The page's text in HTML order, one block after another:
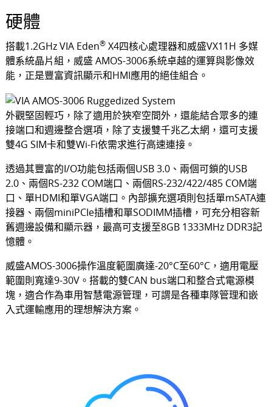
硬體
搭載1.2GHz VIA Eden® X4四核心處理器和威盛VX11H 多媒
體系統晶片組，威盛 AMOS-3006系統卓越的運算與影像效
能，正是豐富資訊顯示和HMI應用的絕佳組合。
外觀堅固輕巧，除了適用於狹窄空間外，還能結合眾多的連
接端口和週邊整合選項，除了支援雙千兆乙太網，還可支援
雙4G SIM卡和雙Wi-Fi依需求進行高速連接。
透過其豐富的I/O功能包括兩個USB 3.0、兩個可鎖的USB
2.0、兩個RS-232 COM端口、兩個RS-232/422/485 COM端
口、單HDMI和單VGA端口。內部擴充選項則包括單mSATA連
接器、兩個miniPCIe插槽和單SODIMM插槽，可充分相容新
舊週邊設備和顯示器，最高可支援至8GB 1333MHz DDR3記
憶體。
威盛AMOS-3006操作溫度範圍廣達-20°C至60°C，適用電壓
範圍則寬達9-30V。搭載的雙CAN bus端口和整合式電源模
塊，適合作為車用智慧電源管理，可謂是各種車隊管理和嵌
入式運輸應用的理想解決方案。